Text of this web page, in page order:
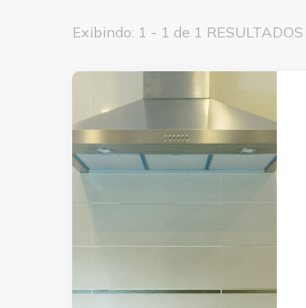
Exibindo: 1 - 1 de 1 RESULTADOS